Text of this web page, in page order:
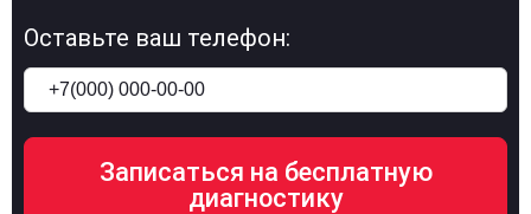
Оставьте ваш телефон: